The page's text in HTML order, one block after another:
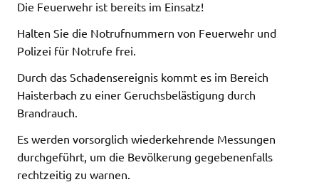
Die Feuerwehr ist bereits im Einsatz!
Halten Sie die Notrufnummern von Feuerwehr und
Polizei für Notrufe frei.
Durch das Schadensereignis kommt es im Bereich
Haisterbach zu einer Geruchsbelästigung durch
Brandrauch.
Es werden vorsorglich wiederkehrende Messungen
durchgeführt, um die Bevölkerung gegebenenfalls
rechtzeitig zu warnen.